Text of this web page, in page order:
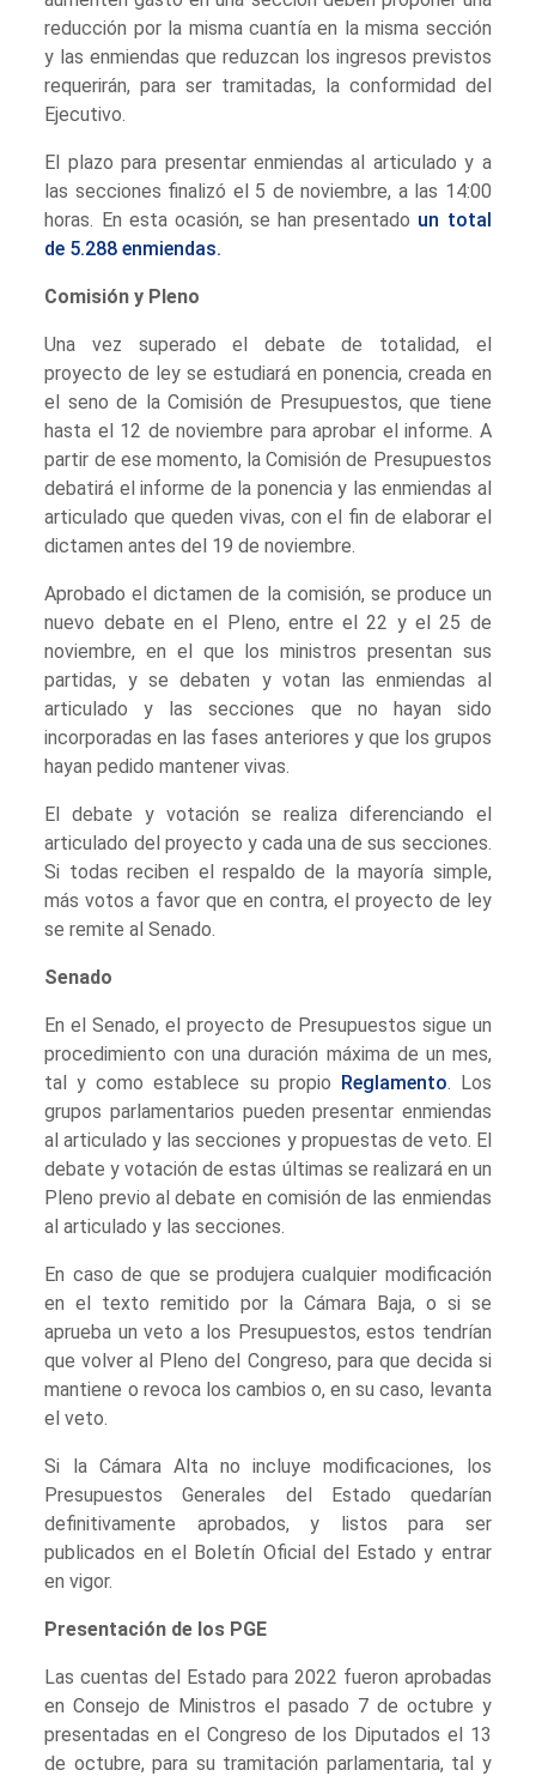
reducción por la misma cuantía en la misma sección
y las enmiendas que reduzcan los ingresos previstos
requerirán, para ser tramitadas, la conformidad del
Ejecutivo.
El plazo para presentar enmiendas al articulado y a
las secciones finalizó el 5 de noviembre, a las 14:00
horas. En esta ocasión, se han presentado un total
de 5.288 enmiendas.
Comisión y Pleno
Una vez superado el debate de totalidad, el
proyecto de ley se estudiará en ponencia, creada en
el seno de la Comisión de Presupuestos, que tiene
hasta el 12 de noviembre para aprobar el informe. A
partir de ese momento, la Comisión de Presupuestos
debatirá el informe de la ponencia y las enmiendas al
articulado que queden vivas, con el fin de elaborar el
dictamen antes del 19 de noviembre.
Aprobado el dictamen de la comisión, se produce un
nuevo debate en el Pleno, entre el 22 y el 25 de
noviembre, en el que los ministros presentan sus
partidas, y se debaten y votan las enmiendas al
articulado y las secciones que no hayan sido
incorporadas en las fases anteriores y que los grupos
hayan pedido mantener vivas.
El debate y votación se realiza diferenciando el
articulado del proyecto y cada una de sus secciones.
Si todas reciben el respaldo de la mayoría simple,
más votos a favor que en contra, el proyecto de ley
se remite al Senado.
Senado
En el Senado, el proyecto de Presupuestos sigue un
procedimiento con una duración máxima de un mes,
tal y como establece su propio Reglamento . Los
grupos parlamentarios pueden presentar enmiendas
al articulado y las secciones y propuestas de veto. El
debate y votación de estas últimas se realizará en un
Pleno previo al debate en comisión de las enmiendas
al articulado y las secciones.
En caso de que se produjera cualquier modificación
en el texto remitido por la Cámara Baja, o si se
aprueba un veto a los Presupuestos, estos tendrían
que volver al Pleno del Congreso, para que decida si
mantiene o revoca los cambios o, en su caso, levanta
el veto.
Si la Cámara Alta no incluye modificaciones, los
Presupuestos Generales del Estado quedarían
definitivamente aprobados, y listos para ser
publicados en el Boletín Oficial del Estado y entrar
en vigor.
Presentación de los PGE
Las cuentas del Estado para 2022 fueron aprobadas
en Consejo de Ministros el pasado 7 de octubre y
presentadas en el Congreso de los Diputados el 13
de octubre, para su tramitación parlamentaria, tal y